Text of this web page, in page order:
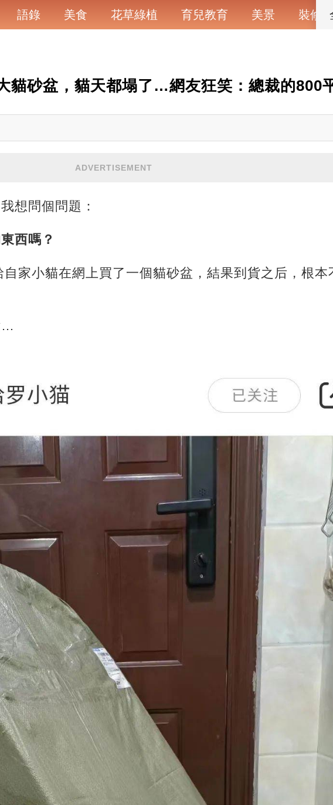
語錄 美食 花草綠植 育兒教育 美景 裝修
貓砂盆，貓天都塌了…網友狂笑：總裁的800
ADVERTISEMENT
想問個問題：
西嗎？
自家小貓在網上買了一個貓砂盆，結果到貨之后，根本
…